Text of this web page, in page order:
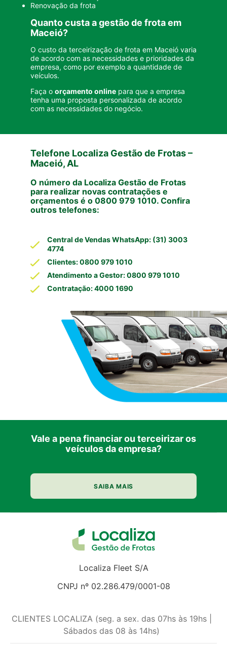
Renovação da frota
Quanto custa a gestão de frota em
Maceió?
O custo da terceirização de frota em Maceió varia
de acordo com as necessidades e prioridades da
empresa, como por exemplo a quantidade de
veículos.
Faça o orçamento online para que a empresa
tenha uma proposta personalizada de acordo
com as necessidades do negócio.
Telefone Localiza Gestão de Frotas –
Maceió, AL
O número da Localiza Gestão de Frotas
para realizar novas contratações e
orçamentos é o 0800 979 1010. Confira
outros telefones:
Central de Vendas WhatsApp: (31) 3003
4774
Clientes: 0800 979 1010
Atendimento a Gestor: 0800 979 1010
Contratação: 4000 1690
Vale a pena financiar ou terceirizar os
veículos da empresa?
SAIBA MAIS
Localiza Fleet S/A
CNPJ nº 02.286.479/0001-08
CLIENTES LOCALIZA (seg. a sex. das 07hs às 19hs |
Sábados das 08 às 14hs)